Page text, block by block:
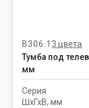
В306.1 3 цвета
Тумба под
мм
Серия
ШхГхВ, мм